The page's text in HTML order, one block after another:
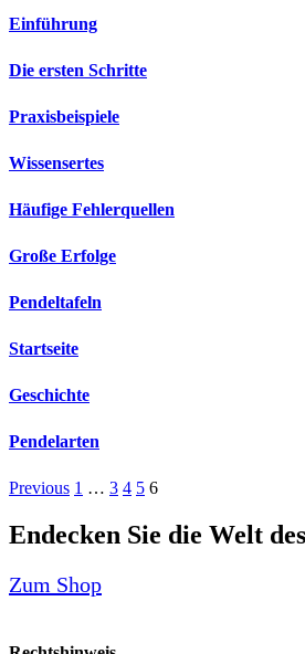
Einführung
Die ersten Schritte
Praxisbeispiele
Wissensertes
Häufige Fehlerquellen
Große Erfolge
Pendeltafeln
Startseite
Geschichte
Pendelarten
Previous 1 … 3 4 5 6
Endecken Sie die Welt
Zum Shop